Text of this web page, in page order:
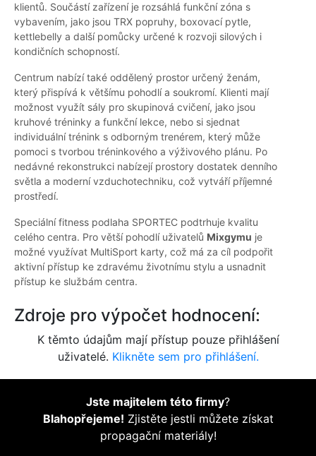
klientů. Součástí zařízení je rozsáhlá funkční zóna s
vybavením, jako jsou TRX popruhy, boxovací pytle,
kettlebelly a další pomůcky určené k rozvoji silových i
kondičních schopností.
Centrum nabízí také oddělený prostor určený ženám,
který přispívá k většímu pohodlí a soukromí. Klienti mají
možnost využít sály pro skupinová cvičení, jako jsou
kruhové tréninky a funkční lekce, nebo si sjednat
individuální trénink s odborným trenérem, který může
pomoci s tvorbou tréninkového a výživového plánu. Po
nedávné rekonstrukci nabízejí prostory dostatek denního
světla a moderní vzduchotechniku, což vytváří příjemné
prostředí.
Speciální fitness podlaha SPORTEC podtrhuje kvalitu
celého centra. Pro větší pohodlí uživatelů Mixgymu je
možné využívat MultiSport karty, což má za cíl podpořit
aktivní přístup ke zdravému životnímu stylu a usnadnit
přístup ke službám centra.
Zdroje pro výpočet hodnocení:
K těmto údajům mají přístup pouze přihlášení
uživatelé. Klikněte sem pro přihlášení.
Jste majitelem této firmy?
Blahopřejeme! Zjistěte jestli můžete získat
propagační materiály!